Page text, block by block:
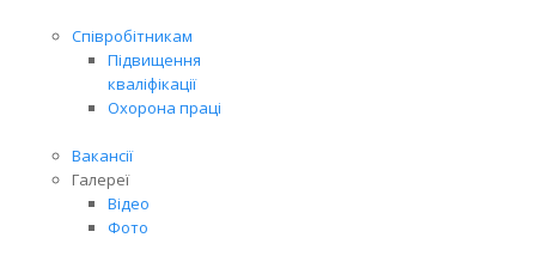
Співробітникам
Підвищення
кваліфікації
Охорона праці
Вакансії
Галереї
Відео
Фото